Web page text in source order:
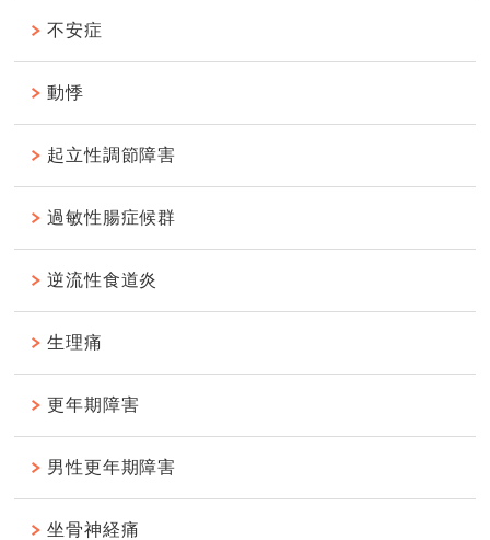
不安症
動悸
起立性調節障害
過敏性腸症候群
逆流性食道炎
生理痛
更年期障害
男性更年期障害
坐骨神経痛